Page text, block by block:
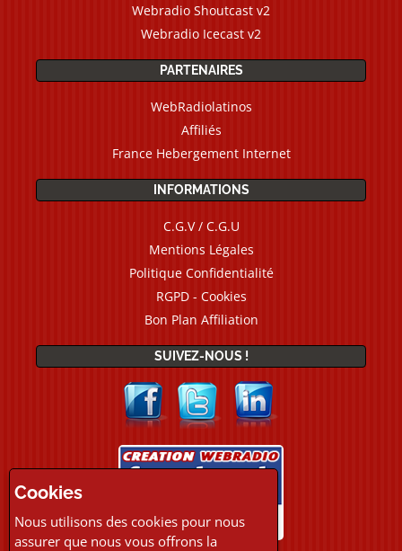
Webradio Shoutcast v2
Webradio Icecast v2
PARTENAIRES
WebRadiolatinos
Affiliés
France Hebergement Internet
INFORMATIONS
C.G.V / C.G.U
Mentions Légales
Politique Confidentialité
RGPD - Cookies
Bon Plan Affiliation
SUIVEZ-NOUS !
Cookies
Nous utilisons des cookies pour nous
assurer que nous vous offrons la